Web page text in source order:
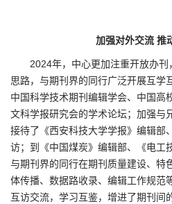
加强对外交流 推
2024年，中心更加注重开放办
思路，与期刊界的同行广泛开展互学
中国科学技术期刊编辑学会、中国高
文科学报研究会的学术论坛；加强与
接待了《西安科技大学学报》编辑部
访；到《中国煤炭》编辑部、《电工
与期刊界的同行在期刊质量建设、特
体传播、数据路收录、编辑工作规范
互访交流，学习互鉴，增进了期刊间